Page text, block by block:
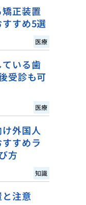
正装置
すめ5選
医療
いる歯
受診も可
医療
外国人
すめラ
方
知識
注意